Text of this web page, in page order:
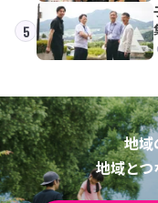
5
地域
地域と